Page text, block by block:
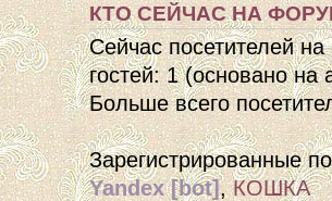
КТО СЕЙЧАС НА
Сейчас посетителей
гостей: 1 (основано на
Больше всего
Зарегистрированные
Yandex [bot],КОШКА